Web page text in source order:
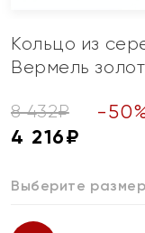
Кольцо из
Вермель
8 432₽ -50
4 216₽
Выберите